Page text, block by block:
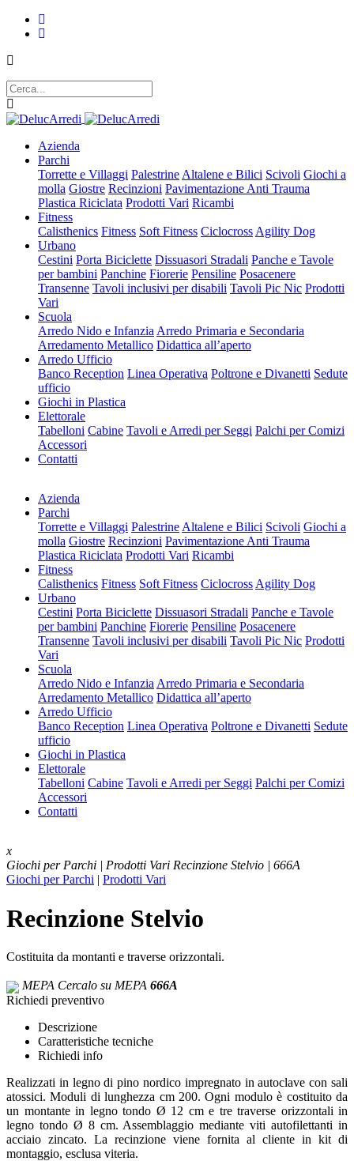
Azienda
Parchi
Torrette e Villaggi Palestrine Altalene e Bilici Scivoli Giochi a
molla Giostre Recinzioni Pavimentazione Anti Trauma
Plastica Riciclata Prodotti Vari Ricambi
Fitness
Calisthenics Fitness Soft Fitness Ciclocross Agility Dog
Urbano
Cestini Porta Biciclette Dissuasori Stradali Panche e Tavole
per bambini Panchine Fiorerie Pensiline Posacenere
Transenne Tavoli inclusivi per disabili Tavoli Pic Nic Prodotti
Vari
Scuola
Arredo Nido e Infanzia Arredo Primaria e Secondaria
Arredamento Metallico Didattica all’aperto
Arredo Ufficio
Banco Reception Linea Operativa Poltrone e Divanetti Sedute
ufficio
Giochi in Plastica
Elettorale
Tabelloni Cabine Tavoli e Arredi per Seggi Palchi per Comizi
Accessori
Contatti
Azienda
Parchi
Torrette e Villaggi Palestrine Altalene e Bilici Scivoli Giochi a
molla Giostre Recinzioni Pavimentazione Anti Trauma
Plastica Riciclata Prodotti Vari Ricambi
Fitness
Calisthenics Fitness Soft Fitness Ciclocross Agility Dog
Urbano
Cestini Porta Biciclette Dissuasori Stradali Panche e Tavole
per bambini Panchine Fiorerie Pensiline Posacenere
Transenne Tavoli inclusivi per disabili Tavoli Pic Nic Prodotti
Vari
Scuola
Arredo Nido e Infanzia Arredo Primaria e Secondaria
Arredamento Metallico Didattica all’aperto
Arredo Ufficio
Banco Reception Linea Operativa Poltrone e Divanetti Sedute
ufficio
Giochi in Plastica
Elettorale
Tabelloni Cabine Tavoli e Arredi per Seggi Palchi per Comizi
Accessori
Contatti
x
Giochi per Parchi | Prodotti Vari Recinzione Stelvio | 666A
Giochi per Parchi | Prodotti Vari
Recinzione Stelvio
Costituita da montanti e traverse orizzontali.
MEPA Cercalo su MEPA 666A
Richiedi preventivo
Descrizione
Caratteristiche tecniche
Richiedi info
Realizzati in legno di pino nordico impregnato in autoclave con sali
atossici. Moduli di lunghezza cm 200. Ogni modulo è costituito da
un montante in legno tondo Ø 12 cm e tre traverse orizzontali in
legno tondo Ø 8 cm. Assemblaggio mediante viti autofilettanti in
acciaio zincato. La recinzione viene fornita al cliente in kit di
montaggio, esclusa viteria.